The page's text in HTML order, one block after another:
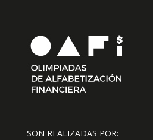
SON REALIZADAS POR: